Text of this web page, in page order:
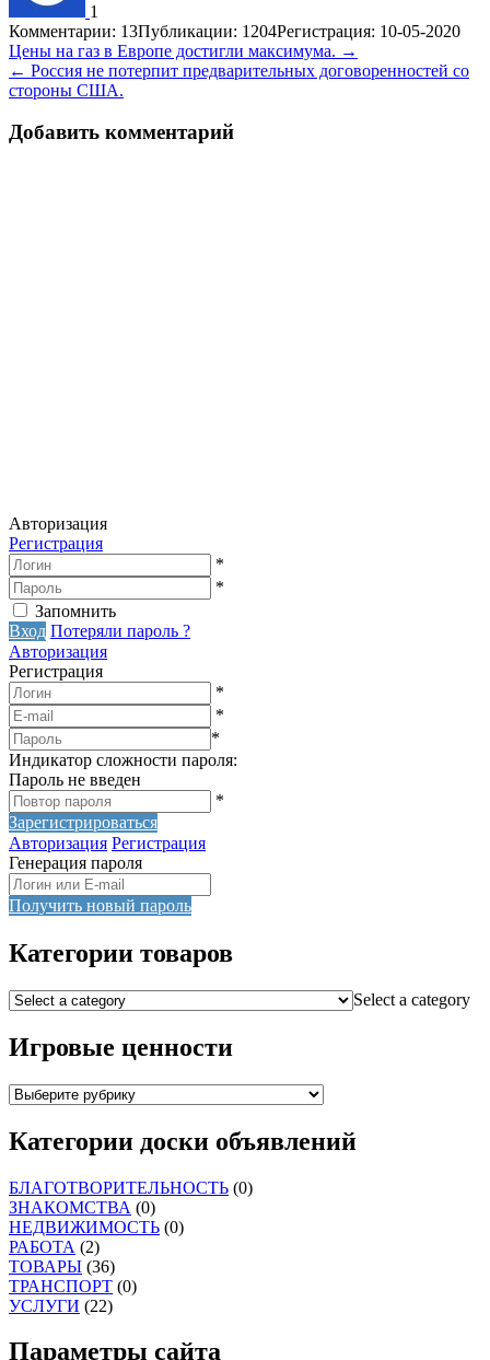
1
Комментарии: 13Публикации: 1204Регистрация: 10-05-2020
Навигация
по
Цены на газ в Европе достигли максимума. →
← Россия не потерпит предварительных договоренностей со
стороны США.
Добавить комментарий
Авторизация
Регистрация
*
*
Запомнить
Вход Потеряли пароль ?
Авторизация
Регистрация
*
*
*
Индикатор сложности пароля:
Пароль не введен
*
Зарегистрироваться
Авторизация Регистрация
Генерация пароля
Получить новый пароль
Категории товаров
Select a category
Игровые ценности
Категории доски объявлений
БЛАГОТВОРИТЕЛЬНОСТЬ (0)
ЗНАКОМСТВА (0)
НЕДВИЖИМОСТЬ (0)
РАБОТА (2)
ТОВАРЫ (36)
ТРАНСПОРТ (0)
УСЛУГИ (22)
Параметры сайта